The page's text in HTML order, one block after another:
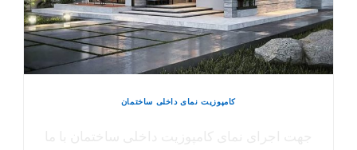
کامپوزیت نمای داخلی ساختمان